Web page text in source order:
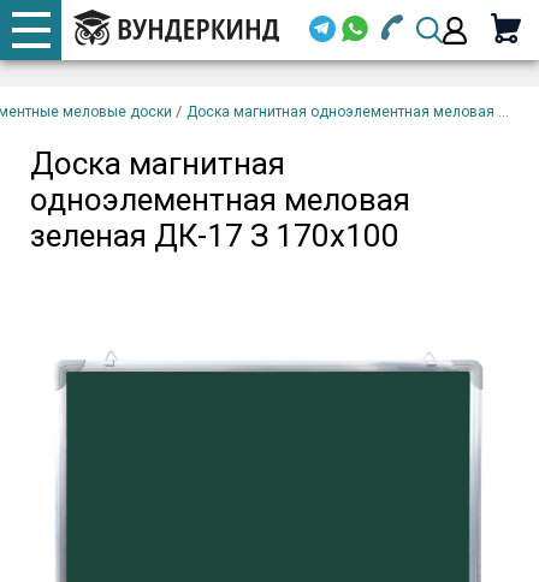
+7 920 668-08-98
+7 920 668-08-98
Email
одноэлементная меловая
зеленая ДК-17 З 170х100
корзину
меловые доски / Доска магнитная одноэлементная меловая ...
Доска магнитная
одноэлементная меловая
зеленая ДК-17 З 170х100